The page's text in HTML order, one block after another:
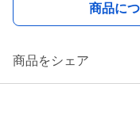
商品に
商品をシェア